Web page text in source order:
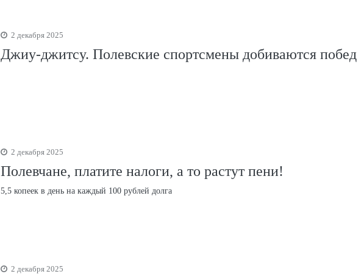
2 декабря 2025
Джиу-джитсу. Полевские спортсмены добиваются побед
2 декабря 2025
Полевчане, платите налоги, а то растут пени!
5,5 копеек в день на каждый 100 рублей долга
2 декабря 2025